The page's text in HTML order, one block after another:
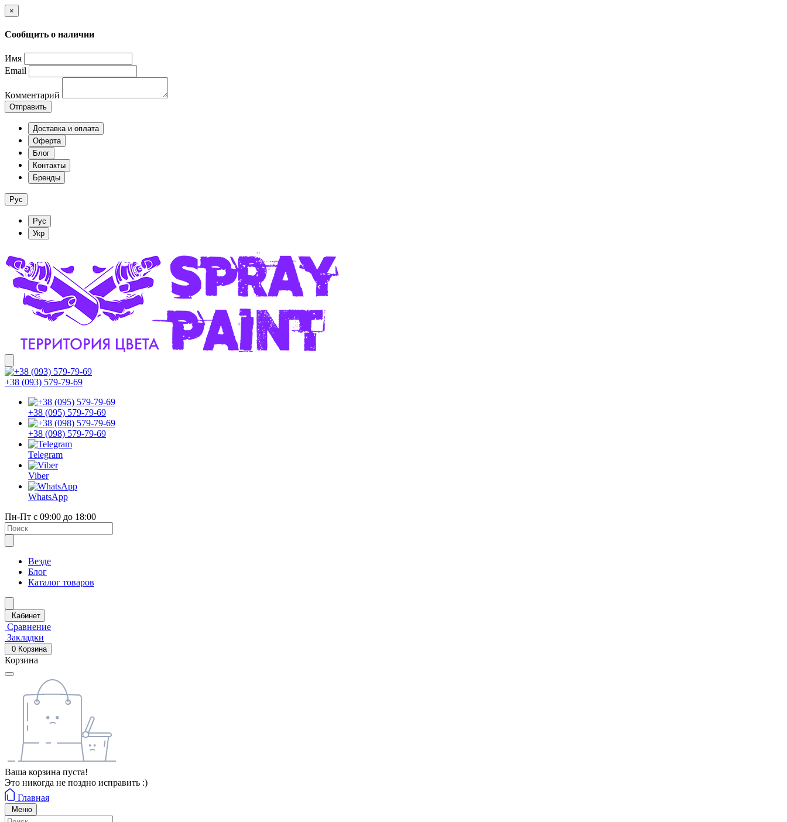
×
Сообщить о наличии
Имя
Email
Комментарий
Отправить
Доставка и оплата
Оферта
Блог
Контакты
Бренды
Рус
Рус
Укр
+38 (093) 579-79-69
+38 (095) 579-79-69
+38 (098) 579-79-69
Telegram
Viber
WhatsApp
Пн-Пт с 09:00 до 18:00
Везде
Блог
Каталог товаров
Кабинет
Сравнение
Закладки
0 Корзина
Корзина
Ваша корзина пуста!
Это никогда не поздно исправить :)
Главная
Меню